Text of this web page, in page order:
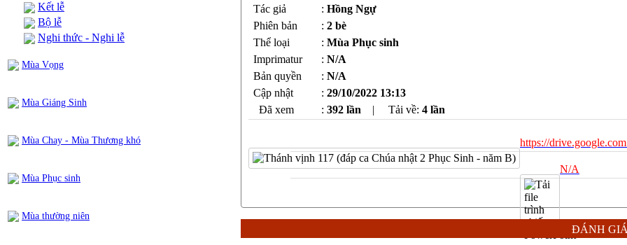
Kết lễ
Bộ lễ
Nghi thức - Nghi lễ
Mùa Vọng
Mùa Giáng Sinh
Mùa Chay - Mùa Thương khó
Mùa Phục sinh
Mùa thường niên
Tác giả
: Hồng Ngự
Phiên bản
: 2 bè
Thể loại
: Mùa Phục sinh
Imprimatur
: N/A
Bản quyền
: N/A
Cập nhật
: 29/10/2022 13:13
Đã xem
: 392 lần | Tải về: 4 lần
https://
N/A
ĐÁNH